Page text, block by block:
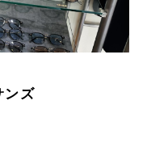
ンズ